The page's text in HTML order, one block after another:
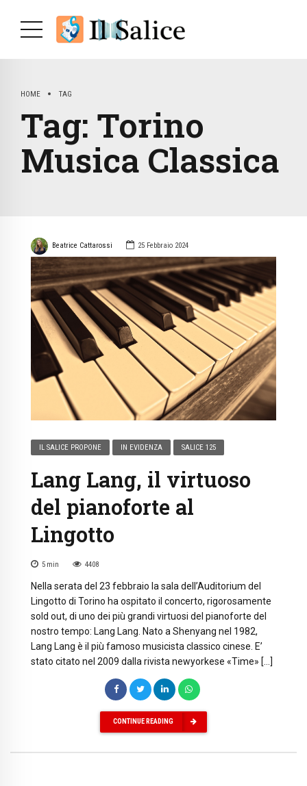
HOME TAG
Tag: Torino
Musica Classica
Beatrice Cattarossi 25 Febbraio 2024
IL SALICE PROPONE IN EVIDENZA SALICE 125
Lang Lang, il virtuoso
del pianoforte al
Lingotto
5 min 4408
Nella serata del 23 febbraio la sala dell’Auditorium del
Lingotto di Torino ha ospitato il concerto, rigorosamente
sold out, di uno dei più grandi virtuosi del pianoforte del
nostro tempo: Lang Lang. Nato a Shenyang nel 1982,
Lang Lang è il più famoso musicista classico cinese. E’
stato citato nel 2009 dalla rivista newyorkese «Time» […]
CONTINUE READING